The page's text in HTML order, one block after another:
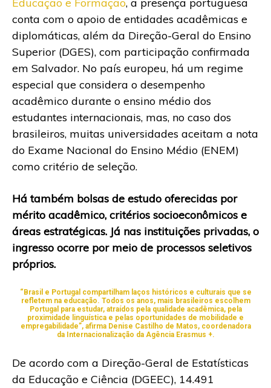
conta com o apoio de entidades acadêmicas e
diplomáticas, além da Direção-Geral do Ensino
Superior (DGES), com participação confirmada
em Salvador. No país europeu, há um regime
especial que considera o desempenho
acadêmico durante o ensino médio dos
estudantes internacionais, mas, no caso dos
brasileiros, muitas universidades aceitam a nota
do Exame Nacional do Ensino Médio (ENEM)
como critério de seleção.
Há também bolsas de estudo oferecidas por
mérito acadêmico, critérios socioeconômicos e
áreas estratégicas. Já nas instituições privadas, o
ingresso ocorre por meio de processos seletivos
próprios.
“Brasil e Portugal compartilham laços históricos e culturais que se
refletem na educação. Todos os anos, mais brasileiros escolhem
Portugal para estudar, atraídos pela qualidade acadêmica, pela
proximidade linguística e pelas oportunidades de mobilidade e
empregabilidade”, afirma Denise Castilho de Matos, coordenadora
da Internacionalização da Agência Erasmus +.
De acordo com a Direção-Geral de Estatísticas
da Educação e Ciência (DGEEC), 14.491